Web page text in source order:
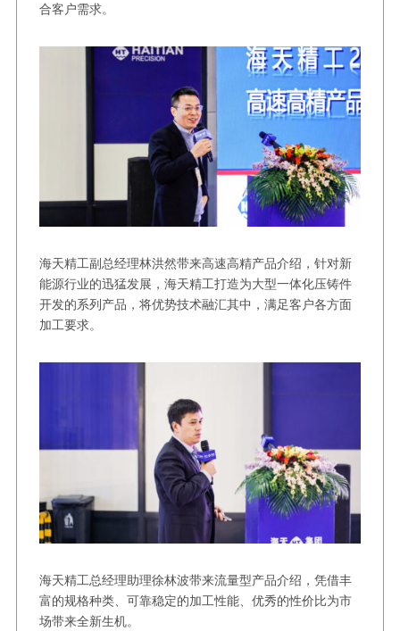
合客户需求。
海天精工副总经理林洪然带来高速高精产品介绍，针对新
能源行业的迅猛发展，海天精工打造为大型一体化压铸件
开发的系列产品，将优势技术融汇其中，满足客户各方面
加工要求。
海天精工总经理助理徐林波带来流量型产品介绍，凭借丰
富的规格种类、可靠稳定的加工性能、优秀的性价比为市
场带来全新生机。